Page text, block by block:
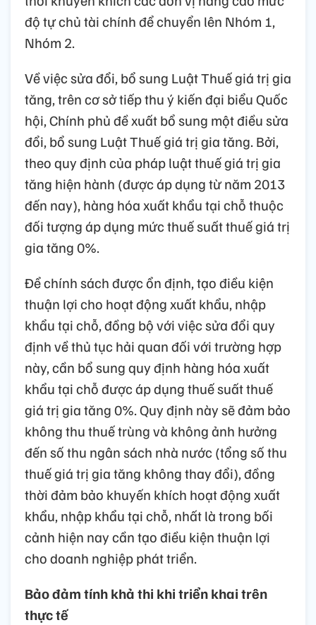
độ tự chủ tài chính để chuyển lên Nhóm 1,
Nhóm 2.
Về việc sửa đổi, bổ sung Luật Thuế giá trị gia
tăng, trên cơ sở tiếp thu ý kiến đại biểu Quốc
hội, Chính phủ đề xuất bổ sung một điều sửa
đổi, bổ sung Luật Thuế giá trị gia tăng. Bởi,
theo quy định của pháp luật thuế giá trị gia
tăng hiện hành (được áp dụng từ năm 2013
đến nay), hàng hóa xuất khẩu tại chỗ thuộc
đối tượng áp dụng mức thuế suất thuế giá trị
gia tăng 0%.
Để chính sách được ổn định, tạo điều kiện
thuận lợi cho hoạt động xuất khẩu, nhập
khẩu tại chỗ, đồng bộ với việc sửa đổi quy
định về thủ tục hải quan đối với trường hợp
này, cần bổ sung quy định hàng hóa xuất
khẩu tại chỗ được áp dụng thuế suất thuế
giá trị gia tăng 0%. Quy định này sẽ đảm bảo
không thu thuế trùng và không ảnh hưởng
đến số thu ngân sách nhà nước (tổng số thu
thuế giá trị gia tăng không thay đổi), đồng
thời đảm bảo khuyến khích hoạt động xuất
khẩu, nhập khẩu tại chỗ, nhất là trong bối
cảnh hiện nay cần tạo điều kiện thuận lợi
cho doanh nghiệp phát triển.
Bảo đảm tính khả thi khi triển khai trên
thực tế